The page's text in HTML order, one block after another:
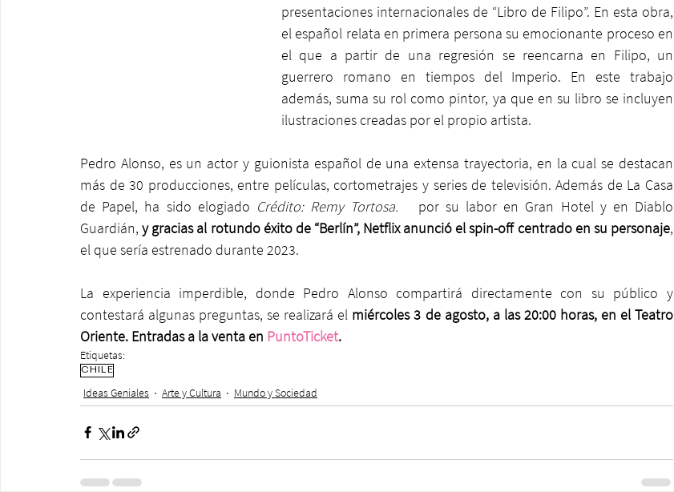
presentaciones internacionales de “Libro de Filipo”. En esta obra,
el español relata en primera persona su emocionante proceso en
el que a partir de una regresión se reencarna en Filipo, un
guerrero romano en tiempos del Imperio. En este trabajo
además, suma su rol como pintor, ya que en su libro se incluyen
ilustraciones creadas por el propio artista.
Pedro Alonso, es un actor y guionista español de una extensa trayectoria, en la cual se destacan
más de 30 producciones, entre películas, cortometrajes y series de televisión. Además de La Casa
de Papel, ha sido elogiado Crédito: Remy Tortosa. por su labor en Gran Hotel y en Diablo
Guardián, y gracias al rotundo éxito de “Berlín”, Netflix anunció el spin-off centrado en su personaje,
el que sería estrenado durante 2023.
La experiencia imperdible, donde Pedro Alonso compartirá directamente con su público y
contestará algunas preguntas, se realizará el miércoles 3 de agosto, a las 20:00 horas, en el Teatro
Oriente. Entradas a la venta en PuntoTicket.
Etiquetas:
CHILE
Ideas Geniales Arte y Cultura Mundo y Sociedad